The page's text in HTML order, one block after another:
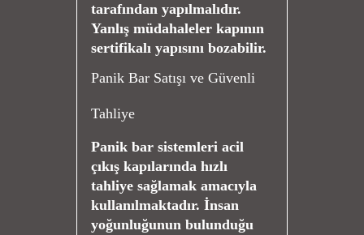
tarafından yapılmalıdır.
Yanlış müdahaleler kapının
sertifikalı yapısını bozabilir.
Panik Bar Satışı ve Güvenli
Tahliye
Panik bar sistemleri acil
çıkış kapılarında hızlı
tahliye sağlamak amacıyla
kullanılmaktadır. İnsan
yoğunluğunun bulunduğu